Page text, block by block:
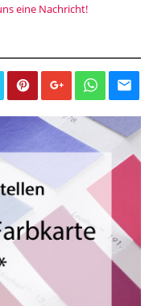
eine Nachricht!